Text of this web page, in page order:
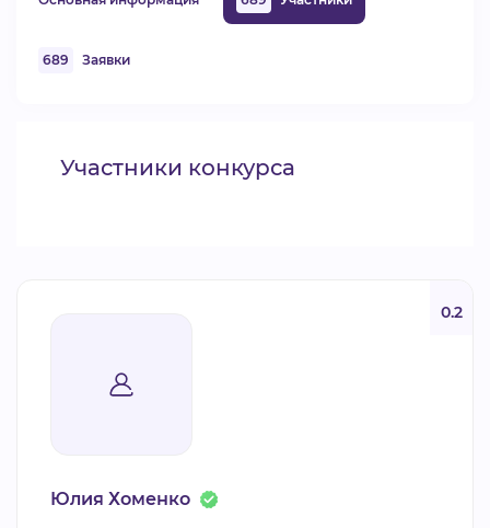
689 Заявки
Участники конкурса
0.2
Юлия Хоменко